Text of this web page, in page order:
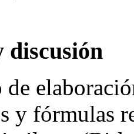
discusión
de
y fórmulas